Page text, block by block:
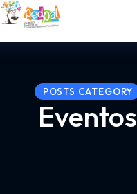
POSTS CATEGORY
Eventos